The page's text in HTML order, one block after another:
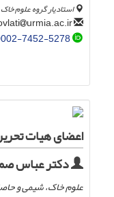
استادیار گروه علوم
urmia.ac.ir
7452-5278
اعضای هیات
دکتر عباس
علوم خاک، شیمی و